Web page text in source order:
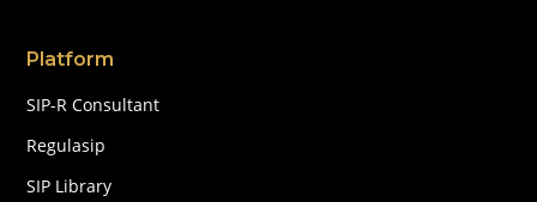
Platform
SIP-R Consultant
Regulasip
SIP Library